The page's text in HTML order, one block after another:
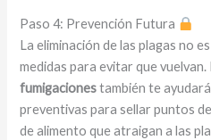
Paso 4: Prevención Futura
La eliminación de las plagas no
medidas para evitar que
fumigacionestambién te
preventivas para sellar puntos
de alimento que atraigan a las